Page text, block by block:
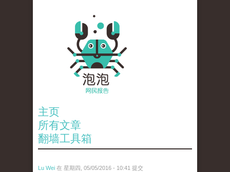
主页
所有文章
翻墙工具箱
Lu Wei 在 星期四, 05/05/2016 - 10:41 提交